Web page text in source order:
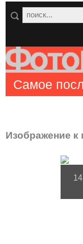
Самое
Изображение к